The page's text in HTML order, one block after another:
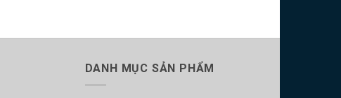
DANH MỤC SẢN PHẨM